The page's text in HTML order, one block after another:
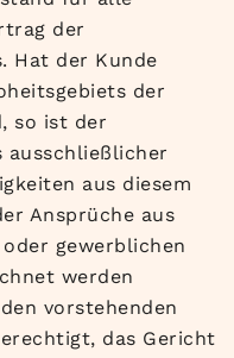
der
Hat der Kunde
der
so ist der
ausschließlicher
aus diesem
Ansprüche aus
gewerblichen
werden
vorstehenden
das Gericht